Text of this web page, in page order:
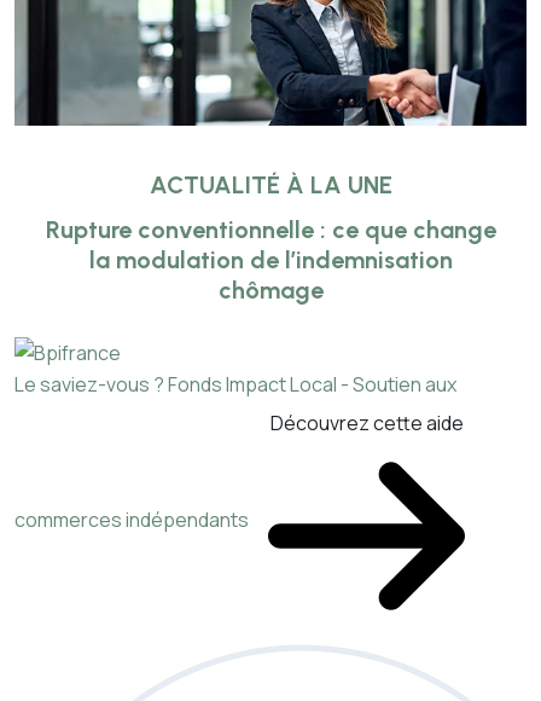
ACTUALITÉ À LA UNE
Rupture conventionnelle : ce que change
la modulation de l’indemnisation
chômage
Le saviez-vous ?Fonds Impact Local - Soutien aux
commerces indépendants
Découvrez cette aide